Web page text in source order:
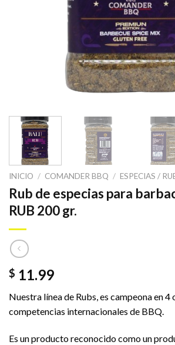
INICIO / COMANDER BBQ / ESPECIAS /
Rub de especias para
RUB 200 gr.
$ 11.99
Nuestra línea de Rubs, es campeona en 4
competencias internacionales de BBQ.
Es un producto reconocido como un